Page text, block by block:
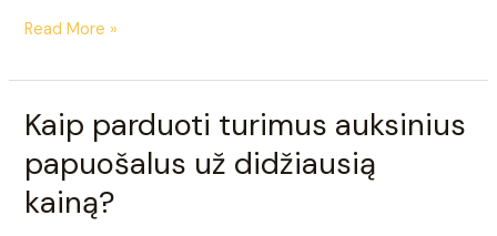
Read More »
Kaip parduoti turimus auksinius
papuošalus už didžiausią
kainą?
Kaip
parduoti
turimus
auksinius
papuošalus